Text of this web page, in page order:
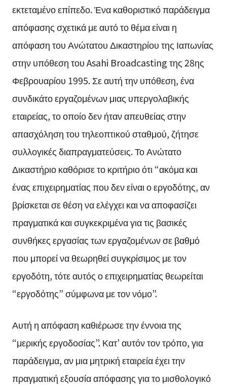
εκτεταμένο επίπεδο. Ένα καθοριστικό παράδειγμα
απόφασης σχετικά με αυτό το θέμα είναι η
απόφαση του Ανώτατου Δικαστηρίου της Ιαπωνίας
στην υπόθεση του Asahi Broadcasting της 28ης
Φεβρουαρίου 1995. Σε αυτή την υπόθεση, ένα
συνδικάτο εργαζομένων μιας υπεργολαβικής
εταιρείας, το οποίο δεν ήταν απευθείας στην
απασχόληση του τηλεοπτικού σταθμού, ζήτησε
συλλογικές διαπραγματεύσεις. Το Ανώτατο
Δικαστήριο καθόρισε το κριτήριο ότι “ακόμα και
ένας επιχειρηματίας που δεν είναι ο εργοδότης, αν
βρίσκεται σε θέση να ελέγχει και να αποφασίζει
πραγματικά και συγκεκριμένα για τις βασικές
συνθήκες εργασίας των εργαζομένων σε βαθμό
που μπορεί να θεωρηθεί συγκρίσιμος με τον
εργοδότη, τότε αυτός ο επιχειρηματίας θεωρείται
“εργοδότης” σύμφωνα με τον νόμο”.
Αυτή η απόφαση καθιέρωσε την έννοια της
“μερικής εργοδοσίας”. Κατ’ αυτόν τον τρόπο, για
παράδειγμα, αν μια μητρική εταιρεία έχει την
πραγματική εξουσία απόφασης για το μισθολογικό